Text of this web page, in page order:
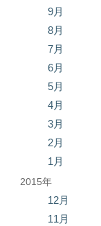
9月
8月
7月
6月
5月
4月
3月
2月
1月
2015年
12月
11月